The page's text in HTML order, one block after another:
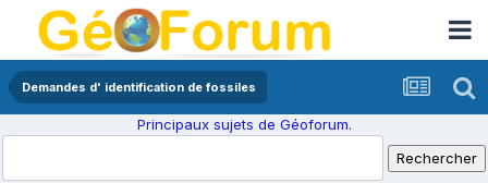
Demandes d' identification de fossiles
Principaux sujets de Géoforum.